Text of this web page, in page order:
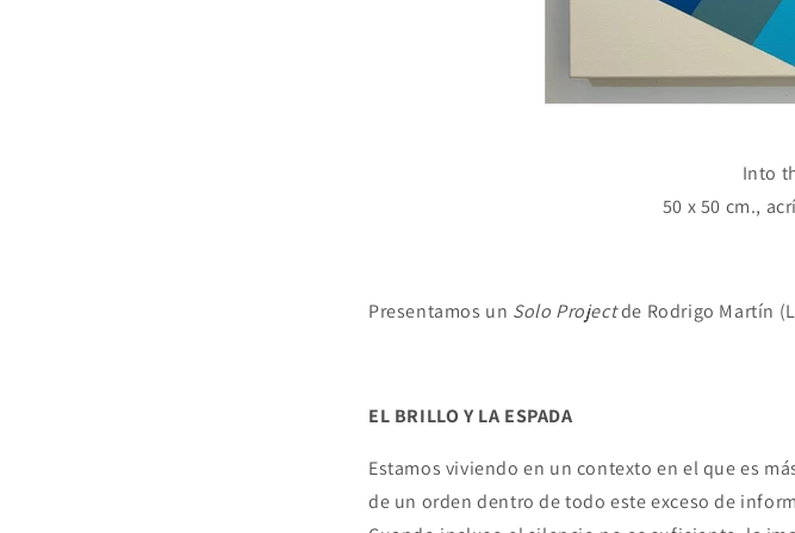
Into
50 x 50 cm.,
Presentamos un Solo Projectde Rodrigo Martín
EL BRILLO Y LA ESPADA
Estamos viviendo en un contexto en el que es
de un orden dentro de todo este exceso de